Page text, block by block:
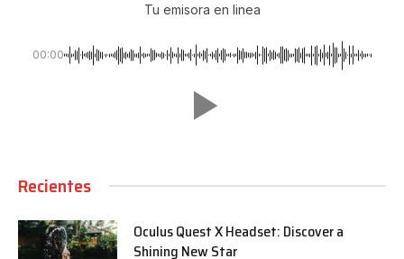
Tu emisora en linea
00:00
Recientes
Oculus Quest X Headset: Discover a
Shining New Star